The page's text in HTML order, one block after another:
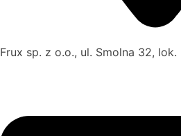
Frux sp. z o.o., ul. Smolna 32,